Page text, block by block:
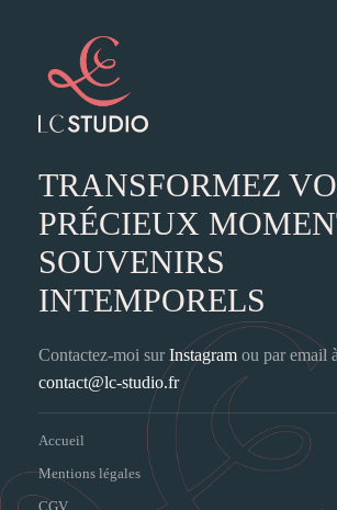
TRANSFORMEZ
PRÉCIEUX
SOUVENIRS
INTEMPORELS
Contactez-moi surInstagram ou par email
contact@lc-studio.fr
Accueil
Mentions légales
CGV